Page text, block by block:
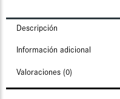
Descripción
Información adicional
Valoraciones (0)